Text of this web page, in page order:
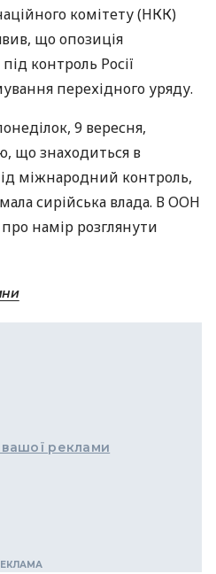
комітету (НКК)
що опозиція
контроль Росії
перехідного уряду.
9 вересня,
що знаходиться в
міжнародний контроль,
сирійська влада. ВООН
намір розглянути
реклами